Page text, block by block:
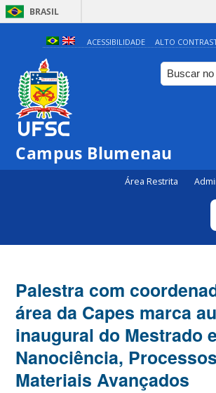
BRASIL
ACESSIBILIDADE ALTO
Campus Blumenau
Área Restrita
Palestra com
área da Capes marca
inaugural do Mestrado
Nanociência,
Materiais Avançados